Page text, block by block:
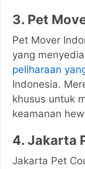
3. Pet
Pet Mover
yang
peliharaan
Indonesia.
khusus untuk
keamanan
4. Jakarta
Jakarta Pet